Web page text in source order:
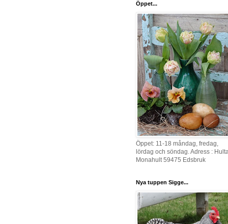
Öppet...
Öppet: 11-18 måndag, fredag,
lördag och söndag. Adress :
Monahult 59475 Edsbruk
Nya tuppen Sigge...